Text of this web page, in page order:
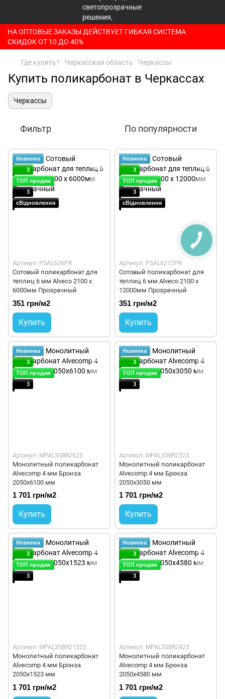
НА ОПТОВЫЕ ЗАКАЗЫ ДЕЙСТВУЕТ ГИБКАЯ СИСТЕМА
СКИДОК ОТ 10 ДО 40%
Где купить? Черкасская область Черкассы
Купить поликарбонат в Черкассах
Черкассы
Фильтр По популярности
Новинка
3
ТОП продаж
3
єВідновлення
Артикул: PSAL626PR
Сотовый поликарбонат для
теплиц 6 мм Alveco 2100 x
6000мм Прозрачный
351 грн/м2
Купить
Новинка
3
ТОП продаж
3
єВідновлення
Артикул: PSAL6212PR
Сотовый поликарбонат для
теплиц 6 мм Alveco 2100 x
12000мм Прозрачный
351 грн/м2
Купить
Новинка
3
ТОП продаж
3
Артикул: MPAL3SBR2625
Монолитный поликарбонат
Alvecomp 4 мм Бронза
2050х6100 мм
1 701 грн/м2
Купить
Новинка
3
ТОП продаж
3
Артикул: MPAL3SBR2325
Монолитный поликарбонат
Alvecomp 4 мм Бронза
2050x3050 мм
1 701 грн/м2
Купить
Новинка
3
ТОП продаж
3
Артикул: MPAL3SBR21525
Монолитный поликарбонат
Alvecomp 4 мм Бронза
2050x1523 мм
1 701 грн/м2
Новинка
3
ТОП продаж
3
Артикул: MPAL3SBR2425
Монолитный поликарбонат
Alvecomp 4 мм Бронза
2050x4580 мм
1 701 грн/м2